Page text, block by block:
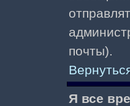
почты).
Я все